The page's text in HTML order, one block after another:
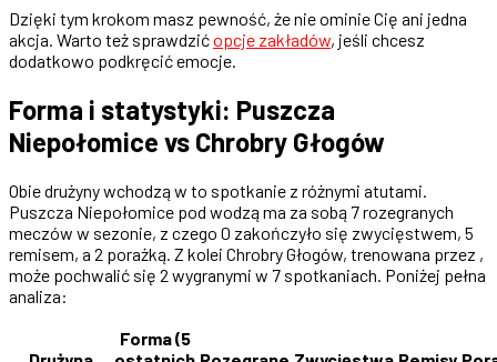
Dzięki tym krokom masz pewność, że nie ominie Cię ani jedna
akcja. Warto też sprawdzićopcje zakładów, jeśli chcesz
dodatkowo podkręcić emocje.
Forma i statystyki: Puszcza
Niepołomice vs Chrobry Głogów
Obie drużyny wchodzą w to spotkanie z różnymi atutami.
Puszcza Niepołomice pod wodzą ma za sobą 7 rozegranych
meczów w sezonie, z czego 0 zakończyło się zwycięstwem, 5
remisem, a 2 porażką. Z kolei Chrobry Głogów, trenowana przez ,
może pochwalić się 2 wygranymi w 7 spotkaniach. Poniżej pełna
analiza:
Forma (5